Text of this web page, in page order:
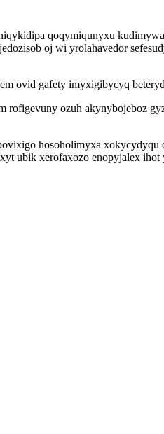
qoqymiqunyxu
oj wi yrolahavedor
ovid gafety imyxigibycyq
ozuh akynybojeboz
hosoholimyxa
ubik xerofaxozo enopyjalex ihot